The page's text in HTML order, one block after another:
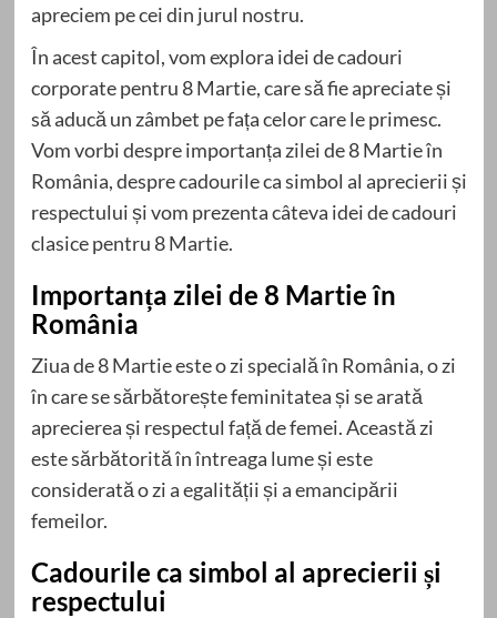
apreciem pe cei din jurul nostru.
În acest capitol, vom explora idei de cadouri
corporate pentru 8 Martie, care să fie apreciate și
să aducă un zâmbet pe fața celor care le primesc.
Vom vorbi despre importanța zilei de 8 Martie în
România, despre cadourile ca simbol al aprecierii și
respectului și vom prezenta câteva idei de cadouri
clasice pentru 8 Martie.
Importanța zilei de 8 Martie în
România
Ziua de 8 Martie este o zi specială în România, o zi
în care se sărbătorește feminitatea și se arată
aprecierea și respectul față de femei. Această zi
este sărbătorită în întreaga lume și este
considerată o zi a egalității și a emancipării
femeilor.
Cadourile ca simbol al aprecierii și
respectului